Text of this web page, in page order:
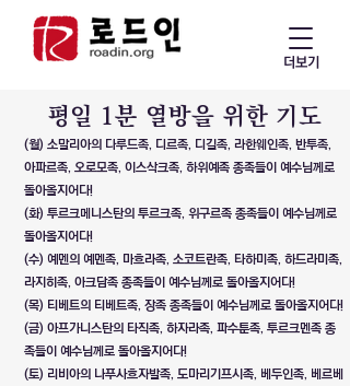
더보기
​평일 1분 열방을 위한 기도
(월) 소말리아의 다루드족, 디르족, 디길족, 라한웨인족, 반투족,
아파르족, 오로모족, 이스삭크족, 하위예족 종족들이 예수님께로
돌아올지어다!
(화) 투르크메니스탄의 투르크족, 위구르족 종족들이 예수님께로
돌아올지어다!
(수) 예멘의 예멘족, 마흐라족, 소코트란족, 타하미족, 하드라미족,
라지히족, 아크담족 종족들이 예수님께로 돌아올지어다!
(목) 티베트의 티베트족, 장족 종족들이 예수님께로 돌아올지어다!
(금) 아프가니스탄의 타직족, 하자라족, 파수툰족, 투르크멘족 종
족들이 예수님께로 돌아올지어다!
(토) 리비아의 나푸사흐자발족, 도마리기프시족, 베두인족, 베르베